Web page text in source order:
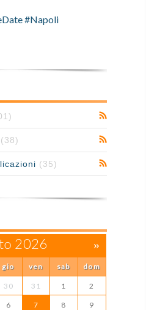
#Napoli
(38)
(35)
2026 »
gio ven sab dom
30 31 1 2
6 7 8 9